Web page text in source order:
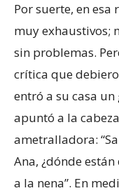
Por suerte, en
muy exhaustivos;
sin problemas.
crítica que
entró a su casa
apuntó a la
ametralladora:
Ana, ¿dónde
a la nena”. En